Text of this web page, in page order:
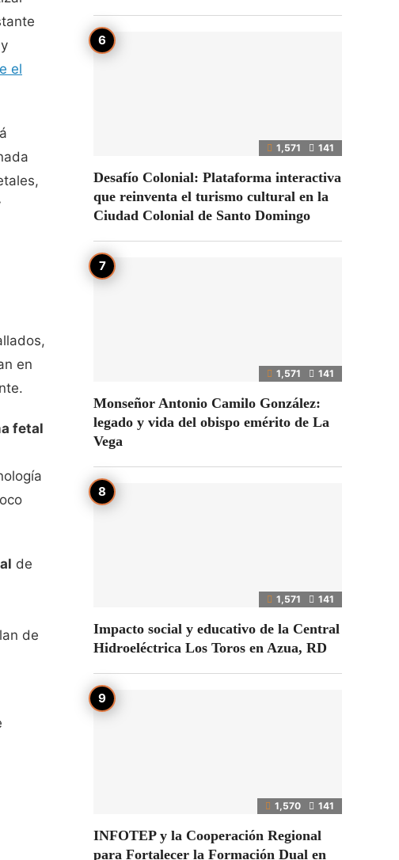
el
en
fetal
de
de
1,571 141
Desafío Colonial: Plataforma interactiva
que reinventa el turismo cultural en la
Ciudad Colonial de Santo Domingo
1,571 141
Monseñor Antonio Camilo González:
legado y vida del obispo emérito de La
Vega
1,571 141
Impacto social y educativo de la Central
Hidroeléctrica Los Toros en Azua, RD
1,570 141
INFOTEP y la Cooperación Regional
para Fortalecer la Formación Dual en